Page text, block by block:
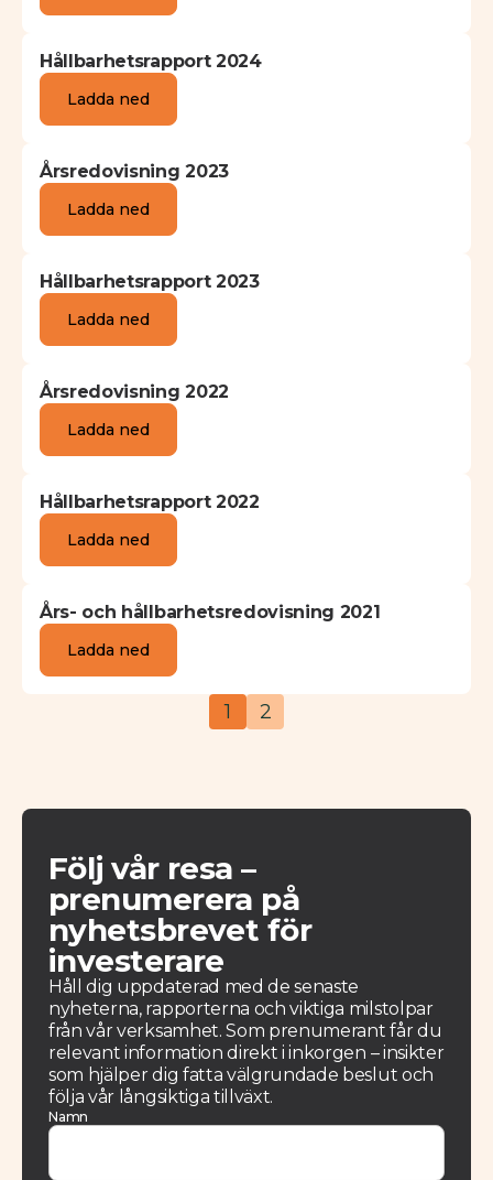
Hållbarhetsrapport 2024
Ladda ned
Årsredovisning 2023
Ladda ned
Hållbarhetsrapport 2023
Ladda ned
Årsredovisning 2022
Ladda ned
Hållbarhetsrapport 2022
Ladda ned
Års- och hållbarhetsredovisning 2021
Ladda ned
1 2
Följ vår resa –
prenumerera på
nyhetsbrevet för
investerare
Håll dig uppdaterad med de senaste
nyheterna, rapporterna och viktiga milstolpar
från vår verksamhet. Som prenumerant får du
relevant information direkt i inkorgen – insikter
som hjälper dig fatta välgrundade beslut och
följa vår långsiktiga tillväxt.
Namn